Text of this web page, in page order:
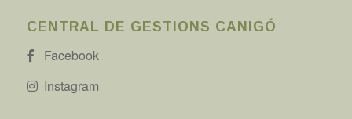
CENTRAL DE GESTIONS CANIGÓ
Facebook
Instagram